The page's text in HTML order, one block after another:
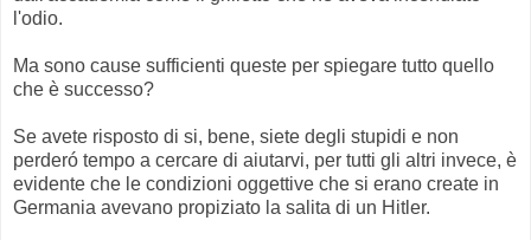
l'odio.
Ma sono cause sufficienti queste per spiegare tutto quello
che è successo?
Se avete risposto di si, bene, siete degli stupidi e non
perderó tempo a cercare di aiutarvi, per tutti gli altri invece, è
evidente che le condizioni oggettive che si erano create in
Germania avevano propiziato la salita di un Hitler.